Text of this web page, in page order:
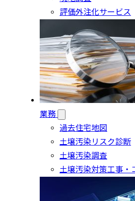
評価外注化サービス
業務
過去住宅地図
土壌汚染リスク診断
土壌汚染調査
土壌汚染対策工事・